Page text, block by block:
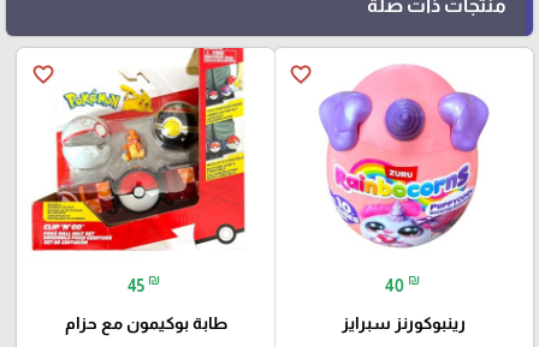
منتجات ذات صلة
favorite_border
40 ₪
رينبوكورنز سبرايز
favorite_border
45 ₪
طابة بوكيمون مع حزام